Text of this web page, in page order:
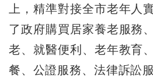
上，精準對接全市老年人
了政府購買居家養老服務
老、就醫便利、老年教育
餐、公證服務、法律訴訟